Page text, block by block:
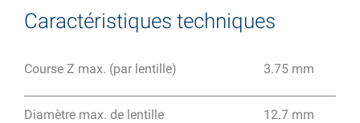
Caractéristiques techniques
Course Z max. (par lentille) 3.75 mm
Diamètre max. de lentille
12.7 mm